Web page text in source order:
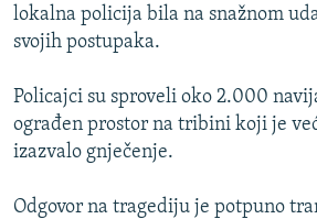
lokalna policija bila na snažnom
svojih postupaka.
Policajci su sproveli oko 2.000
ograđen prostor na tribini koji je
izazvalo gnječenje.
Odgovor na tragediju je potpuno